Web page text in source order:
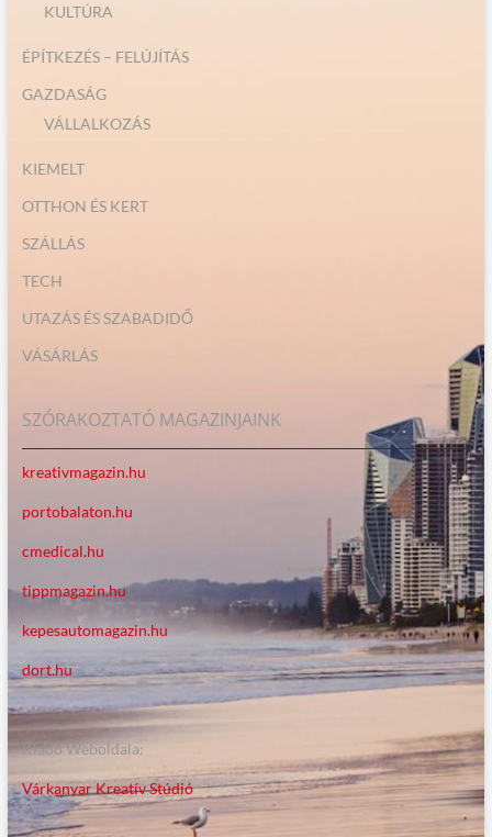
KULTÚRA
ÉPÍTKEZÉS – FELÚJÍTÁS
GAZDASÁG
VÁLLALKOZÁS
KIEMELT
OTTHON ÉS KERT
SZÁLLÁS
TECH
UTAZÁS ÉS SZABADIDŐ
VÁSÁRLÁS
SZÓRAKOZTATÓ MAGAZINJAINK
kreativmagazin.hu
portobalaton.hu
cmedical.hu
tippmagazin.hu
kepesautomagazin.hu
dort.hu
Kiadó Weboldala:
Várkanyar Kreatív Stúdió